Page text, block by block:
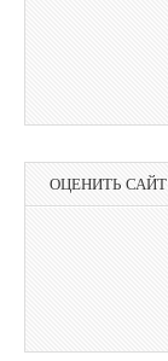
ОЦЕНИТЬ САЙТ